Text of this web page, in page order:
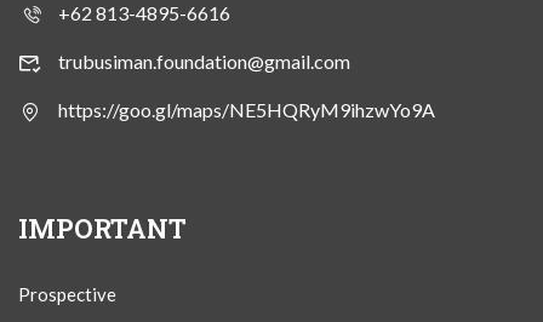
+62 813-4895-6616
trubusiman.foundation@gmail.com
https://goo.gl/maps/NE5HQRyM9ihzwYo9A
IMPORTANT
Prospective